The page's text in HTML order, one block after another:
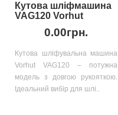
Кутова шліфмашина
VAG120 Vorhut
0.00грн.
Кутова шліфувальна машина
Vorhut VAG120 – потужна
модель з довгою рукояткою.
Ідеальний вибір для шлі..